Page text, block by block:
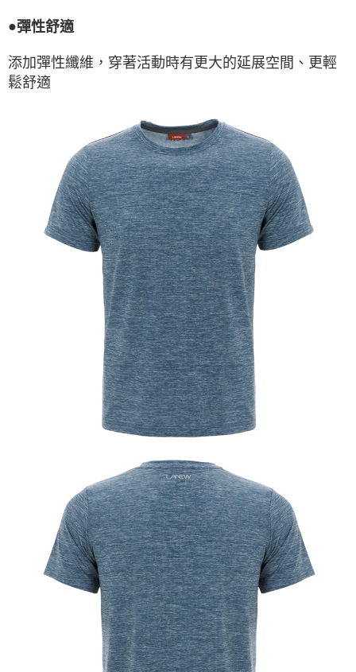
●彈性舒適
添加彈性纖維，穿著活動時有更大的延展空間、更輕
鬆舒適